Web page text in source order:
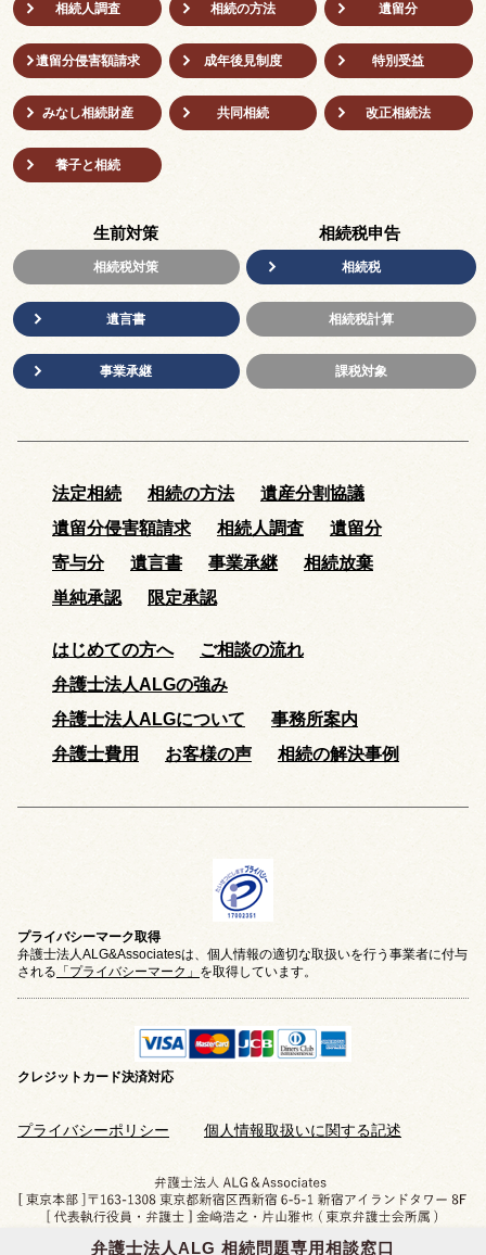
弁護士法人ALG 相続問題専用相談窓口
相続人調査 相続の方法 遺留分
遺留分侵害額請求 成年後⾒制度 特別受益
みなし相続財産 共同相続 改正相続法
養子と相続
生前対策
相続税対策
遺言書
事業承継
相続税申告
相続税
相続税計算
課税対象
法定相続 相続の方法
遺産分割協議
遺留分侵害額請求
相続人調査
遺留分
寄与分
遺言書 事業承継
相続放棄
単純承認
限定承認
はじめての方へ
ご相談の流れ
弁護士法人ALGの強み
弁護士法人ALGについて
事務所案内
弁護士費用
お客様の声 相続の解決事例
プライバシーマーク取得
弁護士法人ALG&Associatesは、個人情報の適切な取扱いを行う事業者に付与
される 「プライバシーマーク」 を取得しています。
クレジットカード決済対応
プライバシーポリシー 個人情報取扱いに関する記述